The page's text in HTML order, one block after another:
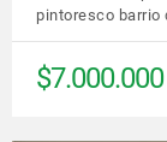
pintoresco barrio
$7.000.000